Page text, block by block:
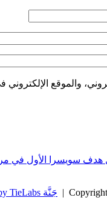
والموقع
سويسرا الأول في
جَنَّة Theme by TieLabs